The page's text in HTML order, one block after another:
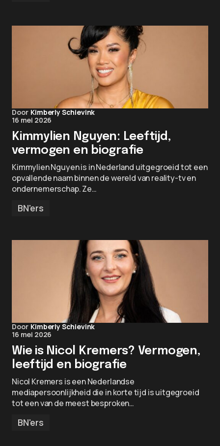
Door Kimberly Schievink
16 mei 2026
Kimmylien Nguyen: Leeftijd,
vermogen en biografie
Kimmylien Nguyen is in Nederland uitgegroeid tot een
opvallende naam binnen de wereld van reality-tv en
ondernemerschap. Ze…
BN'ers
Door Kimberly Schievink
16 mei 2026
Wie is Nicol Kremers? Vermogen,
leeftijd en biografie
Nicol Kremers is een Nederlandse
mediapersoonlijkheid die in korte tijd is uitgegroeid
tot een van de meest besproken…
BN'ers